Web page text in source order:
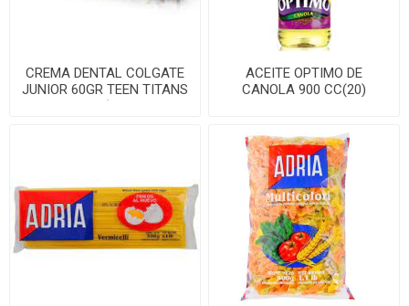
CREMA DENTAL COLGATE
JUNIOR 60GR TEEN TITANS
GO(12
ACEITE OPTIMO DE
CANOLA 900 CC(20)